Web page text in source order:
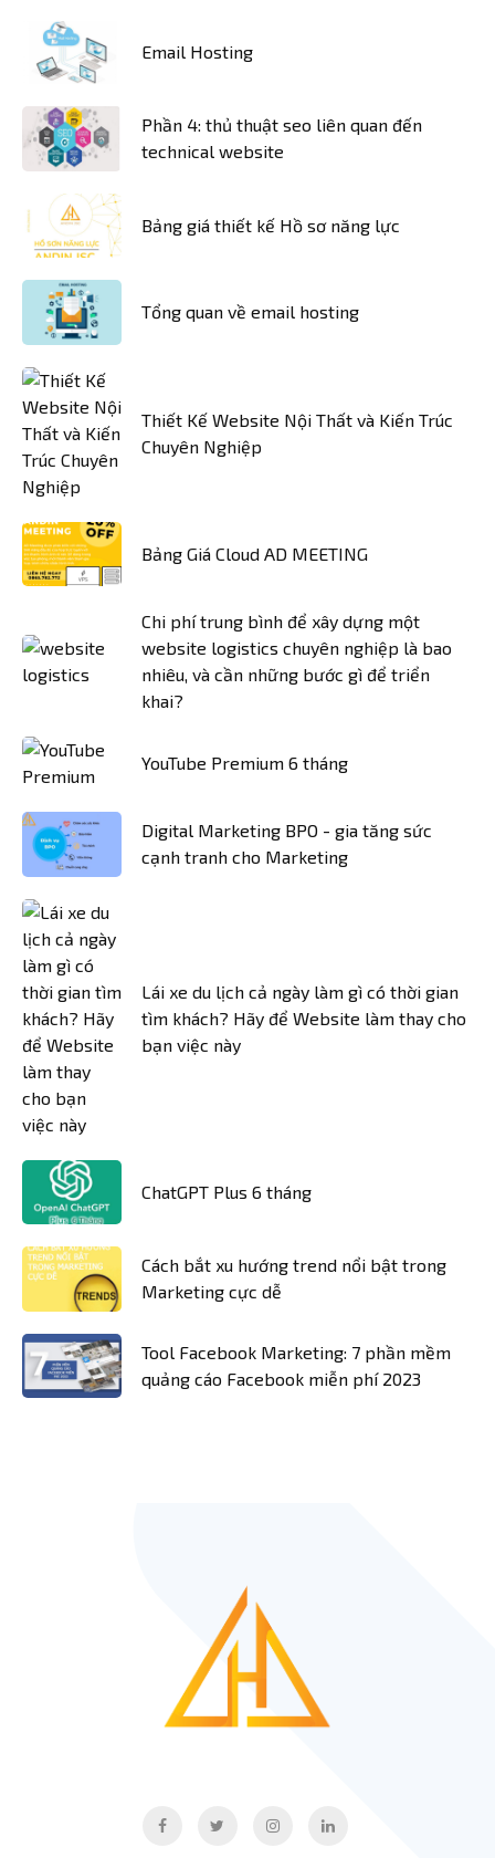
Email Hosting
Phần 4: thủ thuật seo liên quan đến
technical website
Bảng giá thiết kế Hồ sơ năng lực
Tổng quan về email hosting
Thiết Kế Website Nội Thất và Kiến Trúc
Chuyên Nghiệp
Bảng Giá Cloud AD MEETING
Chi phí trung bình để xây dựng một
website logistics chuyên nghiệp là bao
nhiêu, và cần những bước gì để triển
khai?
YouTube Premium 6 tháng
Digital Marketing BPO - gia tăng sức
cạnh tranh cho Marketing
Lái xe du lịch cả ngày làm gì có thời gian
tìm khách? Hãy để Website làm thay cho
bạn việc này
ChatGPT Plus 6 tháng
Cách bắt xu hướng trend nổi bật trong
Marketing cực dễ
Tool Facebook Marketing: 7 phần mềm
quảng cáo Facebook miễn phí 2023